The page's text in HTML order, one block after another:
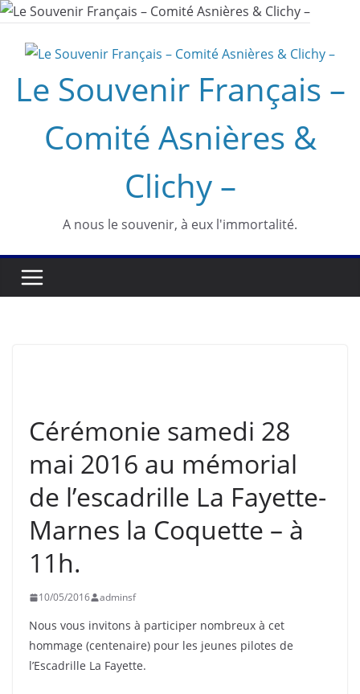
Passer
contenu
Le Souvenir Français –
Comité Asnières &
Clichy –
A nous le souvenir, à eux l'immortalité.
Cérémonie samedi 28
mai 2016 au mémorial
de l’escadrille La Fayette-
Marnes la Coquette – à
11h.
10/05/2016 adminsf
Nous vous invitons à participer nombreux à cet
hommage (centenaire) pour les jeunes pilotes de
l’Escadrille La Fayette.